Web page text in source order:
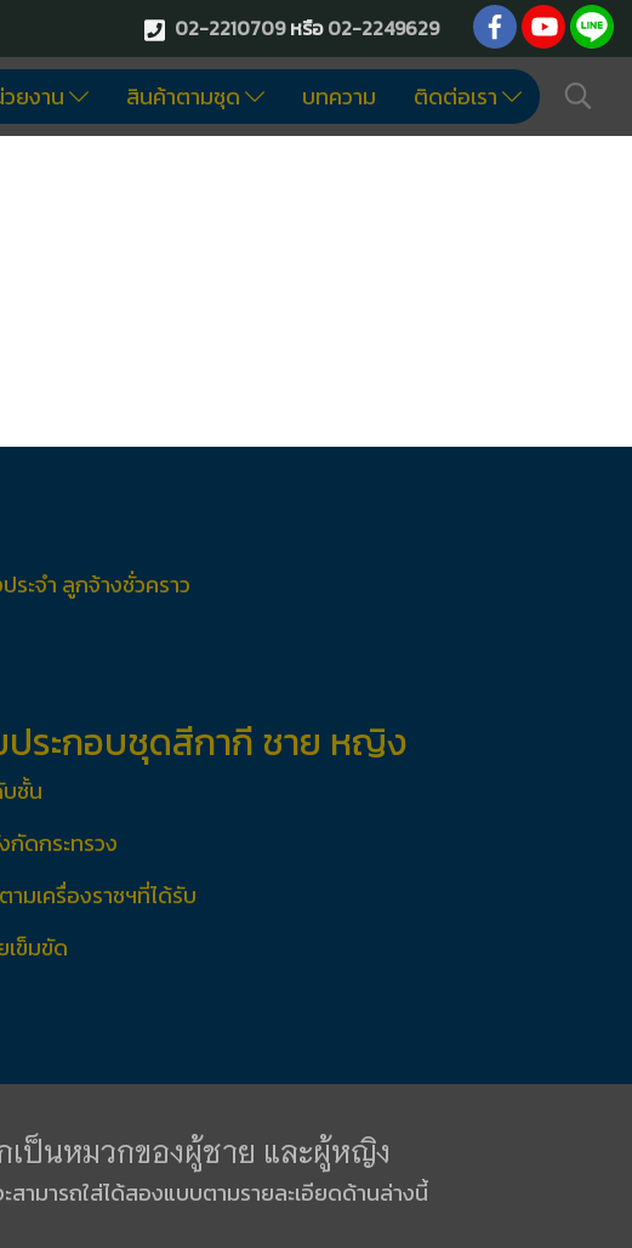
02-2210709หรือ02-2249629
ยงาน สินค้าตามชุด บทความ ติดต่อเรา
ระจำ ลูกจ้างชั่วคราว
ประกอบชุดสีกากี ชาย หญิง
ชั้น
กัดกระทรวง
มเครื่องราชฯที่ได้รับ
เข็มขัด
ป็นหมวกของผู้ชาย และผู้หญิง
ามารถใส่ได้สองแบบตามรายละเอียดด้านล่างนี้